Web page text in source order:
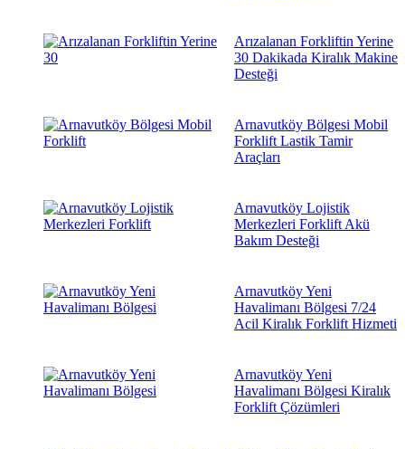
Arızalanan Forkliftin Yerine
30 Dakikada Kiralık Makine
Desteği
Arnavutköy Bölgesi Mobil
Forklift Lastik Tamir
Araçları
Arnavutköy Lojistik
Merkezleri Forklift Akü
Bakım Desteği
Arnavutköy Yeni
Havalimanı Bölgesi 7/24
Acil Kiralık Forklift Hizmeti
Arnavutköy Yeni
Havalimanı Bölgesi Kiralık
Forklift Çözümleri